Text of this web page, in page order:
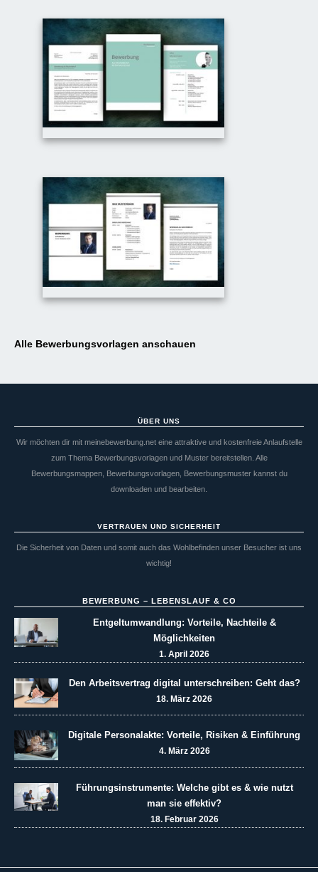
Alle Bewerbungsvorlagen anschauen
ÜBER UNS
Wir möchten dir mit meinebewerbung.net eine attraktive und kostenfreie Anlaufstelle
zum Thema Bewerbungsvorlagen und Muster bereitstellen. Alle
Bewerbungsmappen, Bewerbungsvorlagen, Bewerbungsmuster kannst du
downloaden und bearbeiten.
VERTRAUEN UND SICHERHEIT
Die Sicherheit von Daten und somit auch das Wohlbefinden unser Besucher ist uns
wichtig!
BEWERBUNG – LEBENSLAUF & CO
Entgeltumwandlung: Vorteile, Nachteile &
Möglichkeiten
1. April 2026
Den Arbeitsvertrag digital unterschreiben: Geht das?
18. März 2026
Digitale Personalakte: Vorteile, Risiken & Einführung
4. März 2026
Führungsinstrumente: Welche gibt es & wie nutzt
man sie effektiv?
18. Februar 2026